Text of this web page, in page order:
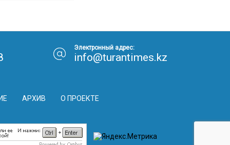
АРХИВ О ПРОЕКТЕ
Электронный адрес:
info@turantimes.kz